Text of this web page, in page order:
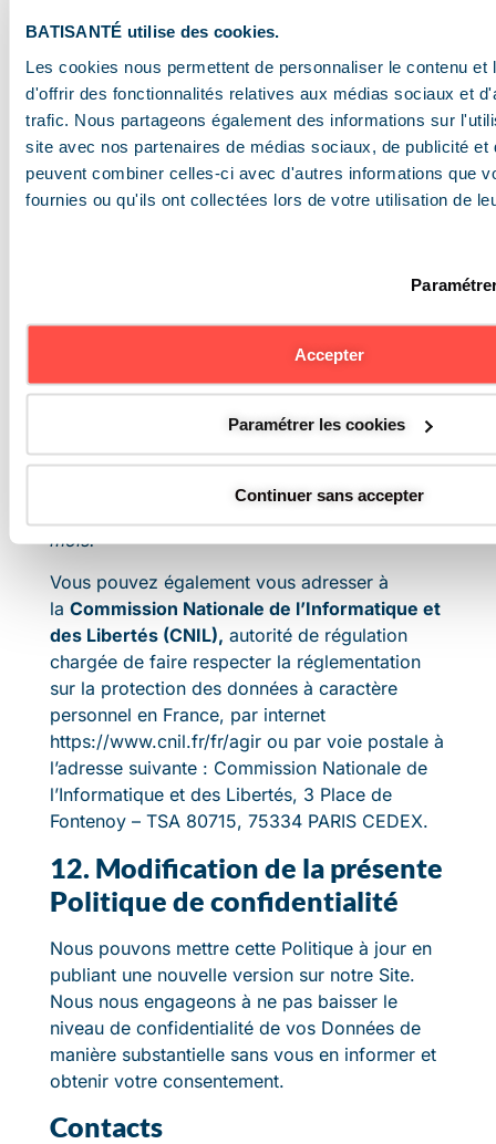
BATISANTÉ utilise des cookies.
Les cookies nous permettent de personnaliser le contenu et
d'offrir des fonctionnalités relatives aux médias sociaux et
trafic. Nous partageons également des informations sur
site avec nos partenaires de médias sociaux, de publicité et
peuvent combiner celles-ci avec d'autres informations que
fournies ou qu'ils ont collectées lors de votre utilisation de
Accepter
Paramétrer les cookies
Continuer sans accepter
– par voie postale à l’adresse suivante :
A l’attention du DPO
BATISANTÉ SAS
Zone Artisanale la Fontaine du Vaisseau
9, rue Edmond Michelet
93360 Neuilly-Plaisance
rapidement et de vous répondre, vous joindrez
d’établir votre identité (notamment copie de
votre demande de devis, de votre facture ou
de votre pièce d’identité recto-verso). Une
délai de 1 mois suivant la réception de la
demande. Dans certains cas, liés à la
complexité de la demande ou du nombre de
mois.
Vous pouvez également vous adresser à
la Commission Nationale de l’Informatique et
des Libertés (CNIL), autorité de régulation
chargée de faire respecter la réglementation
sur la protection des données à caractère
personnel en France, par internet
https://www.cnil.fr/fr/agir ou par voie postale à
l’adresse suivante : Commission Nationale de
l’Informatique et des Libertés, 3 Place de
Fontenoy – TSA 80715, 75334 PARIS CEDEX.
12. Modification de la présente
Politique de confidentialité
Nous pouvons mettre cette Politique à jour en
publiant une nouvelle version sur notre Site.
Nous nous engageons à ne pas baisser le
niveau de confidentialité de vos Données de
manière substantielle sans vous en informer et
obtenir votre consentement.
Contacts